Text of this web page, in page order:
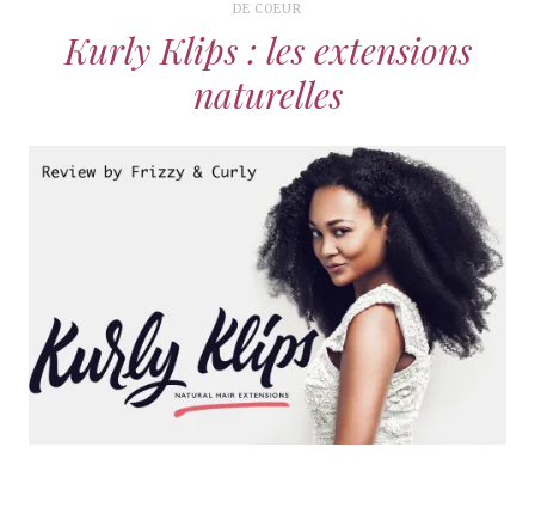
DE COEUR
Kurly Klips : les extensions
naturelles